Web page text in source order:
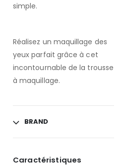
simple.
Réalisez un maquillage des
yeux parfait grâce à cet
incontournable de la trousse
à maquillage.
BRAND
Caractéristiques